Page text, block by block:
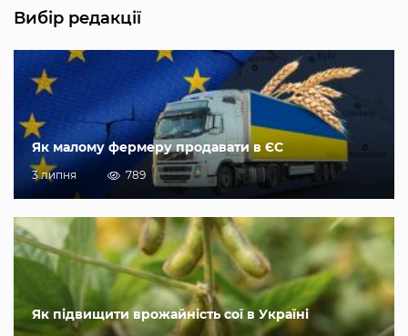
Вибір редакції
Як малому фермеру продавати в ЄС
3 липня 789
Як підвищити врожайність сої в Україні